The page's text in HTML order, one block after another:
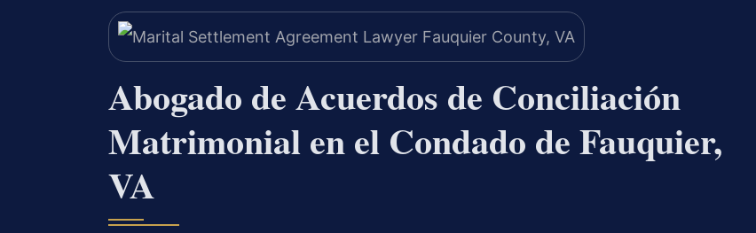
Abogado de Acuerdos de Conciliación
Matrimonial en el Condado de Fauquier,
VA